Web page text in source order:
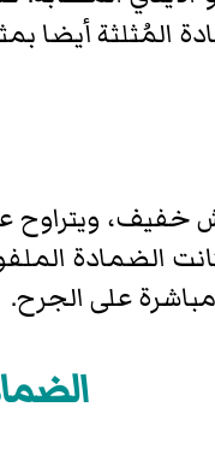
أيضا
الضمادة
على الجرح.